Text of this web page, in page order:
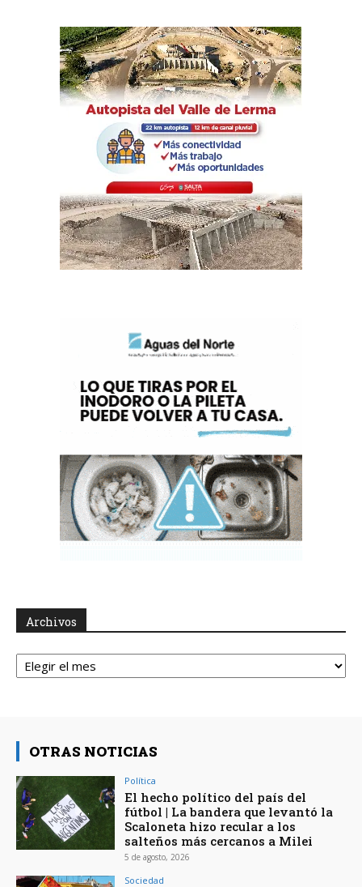
Archivos
Archivos
OTRAS NOTICIAS
Política
El hecho político del país del
fútbol | La bandera que levantó la
Scaloneta hizo recular a los
salteños más cercanos a Milei
5 de agosto, 2026
Sociedad